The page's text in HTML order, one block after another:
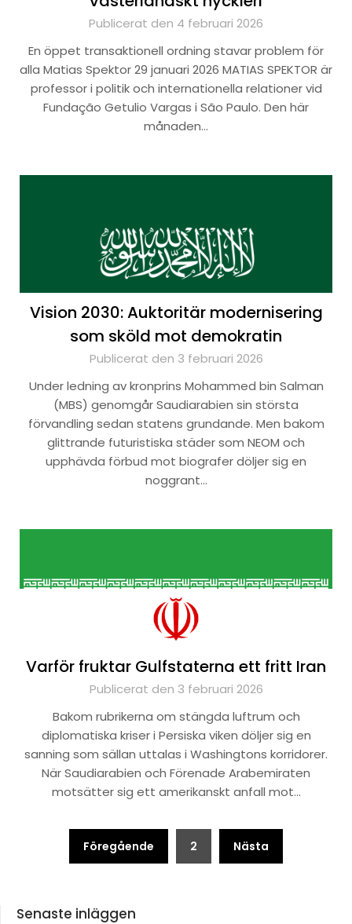
Publicerat den 4 februari 2026
En öppet transaktionell ordning stavar problem för
alla Matias Spektor 29 januari 2026 MATIAS SPEKTOR är
professor i politik och internationella relationer vid
Fundação Getulio Vargas i São Paulo. Den här
månaden…
Vision 2030: Auktoritär modernisering
som sköld mot demokratin
Publicerat den 3 februari 2026
Under ledning av kronprins Mohammed bin Salman
(MBS) genomgår Saudiarabien sin största
förvandling sedan statens grundande. Men bakom
glittrande futuristiska städer som NEOM och
upphävda förbud mot biografer döljer sig en
noggrant…
Varför fruktar Gulfstaterna ett fritt Iran
Publicerat den 3 februari 2026
Bakom rubrikerna om stängda luftrum och
diplomatiska kriser i Persiska viken döljer sig en
sanning som sällan uttalas i Washingtons korridorer.
När Saudiarabien och Förenade Arabemiraten
motsätter sig ett amerikanskt anfall mot…
Sidnumrering
Föregående 2 Nästa
Senaste inläggen